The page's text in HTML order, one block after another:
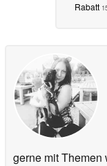
Rabatt
gerne mit Themen